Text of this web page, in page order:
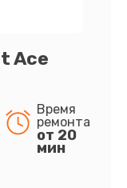
Ace
Время
ремонта
от 20
мин